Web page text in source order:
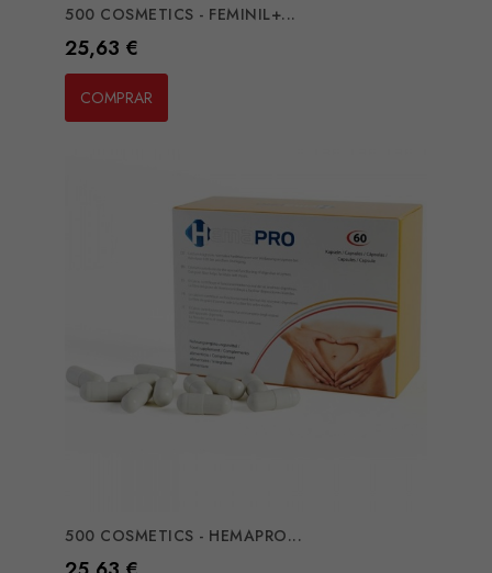
500 COSMETICS - FEMINIL+...
Preço
25,63 €
COMPRAR
500 COSMETICS - HEMAPRO...